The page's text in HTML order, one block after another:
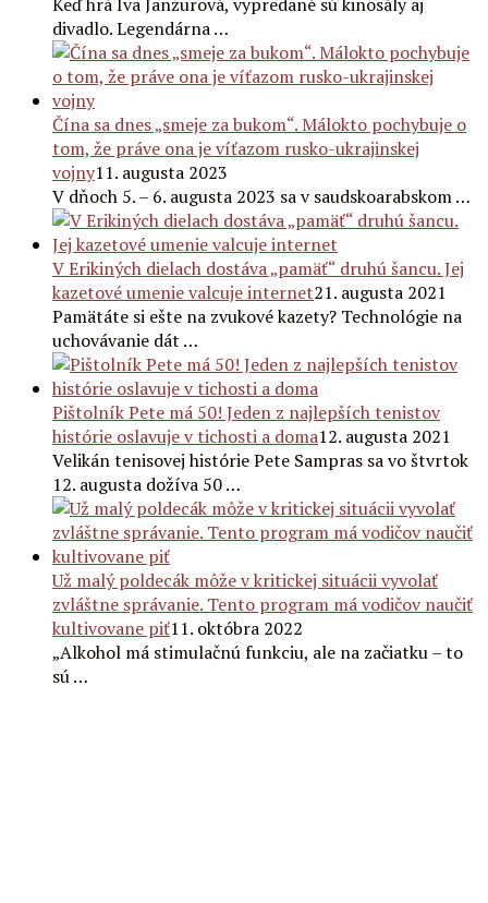
divadlo. Legendárna …
Čína sa dnes „smeje za bukom“. Málokto pochybuje o
tom, že práve ona je víťazom rusko-ukrajinskej
vojny11. augusta 2023
V dňoch 5. – 6. augusta 2023 sa v saudskoarabskom …
V Erikiných dielach dostáva „pamäť“ druhú šancu. Jej
kazetové umenie valcuje internet21. augusta 2021
Pamätáte si ešte na zvukové kazety? Technológie na
uchovávanie dát …
Pištolník Pete má 50! Jeden z najlepších tenistov
histórie oslavuje v tichosti a doma12. augusta 2021
Velikán tenisovej histórie Pete Sampras sa vo štvrtok
12. augusta dožíva 50 …
Už malý poldecák môže v kritickej situácii vyvolať
zvláštne správanie. Tento program má vodičov naučiť
kultivovane piť11. októbra 2022
„Alkohol má stimulačnú funkciu, ale na začiatku – to
sú …